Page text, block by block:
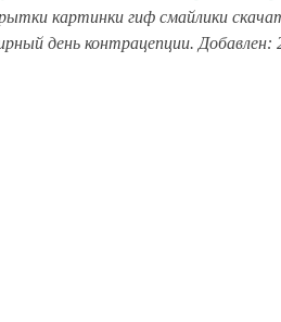
картинки гиф смайлики
день контрацепции.